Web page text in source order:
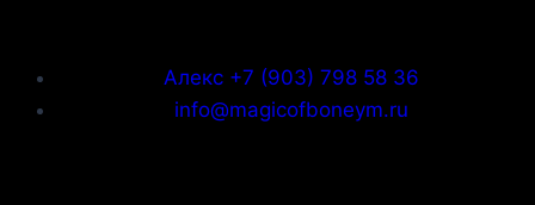
Алекс +7 (903) 798 58 36
info@magicofboneym.ru